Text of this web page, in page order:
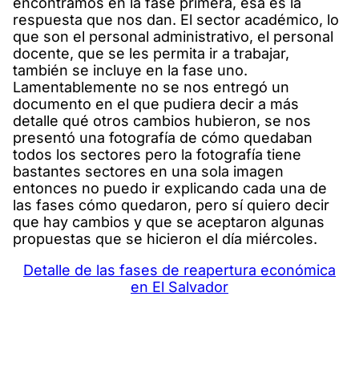
respuesta que nos dan. El sector académico, lo
que son el personal administrativo, el personal
docente, que se les permita ir a trabajar,
también se incluye en la fase uno.
Lamentablemente no se nos entregó un
documento en el que pudiera decir a más
detalle qué otros cambios hubieron, se nos
presentó una fotografía de cómo quedaban
todos los sectores pero la fotografía tiene
bastantes sectores en una sola imagen
entonces no puedo ir explicando cada una de
las fases cómo quedaron, pero sí quiero decir
que hay cambios y que se aceptaron algunas
propuestas que se hicieron el día miércoles.
Detalle de las fases de reapertura económica
en El Salvador